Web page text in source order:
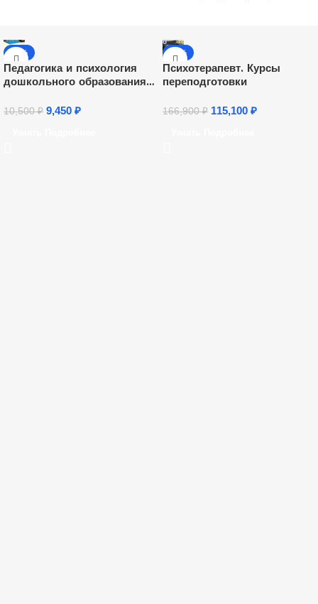
-10%
Педагогика и психология
дошкольного образования.
квалификация «Педагог-
10,500₽ 9,450 ₽
-31%
Психотерапевт. Курсы
переподготовки
166,900₽ 115,100 ₽